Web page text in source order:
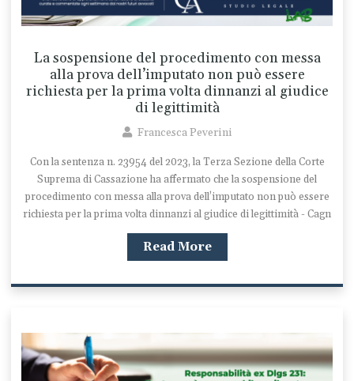
La sospensione del procedimento con messa
alla prova dell’imputato non può essere
richiesta per la prima volta dinnanzi al giudice
di legittimità
Francesca Peverini
Con la sentenza n. 23954 del 2023, la Terza Sezione della Corte
Suprema di Cassazione ha affermato che la sospensione del
procedimento con messa alla prova dell’imputato non può essere
richiesta per la prima volta dinnanzi al giudice di legittimità - Cagn
Read More